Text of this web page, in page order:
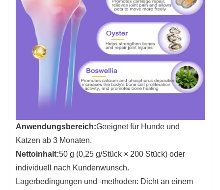
Anwendungsbereich:Geeignet für Hunde und
Katzen ab 3 Monaten.
Nettoinhalt:50 g (0,25 g/Stück × 200 Stück) oder
individuell nach Kundenwunsch.
Lagerbedingungen und -methoden: Dicht an einem